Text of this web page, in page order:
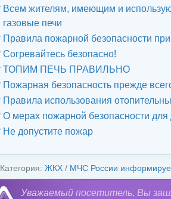
Всем жителям, имеющим и
газовые печи
Правила пожарной безопасности
Согревайтесь безопасно!
ТОПИМ ПЕЧЬ ПРАВИЛЬНО
Пожарная безопасность прежде
Правила использования
О мерах пожарной безопасности
Не допустите пожар
Категория: ЖКХ / МЧС России
Уважаемый посетитель, Вы